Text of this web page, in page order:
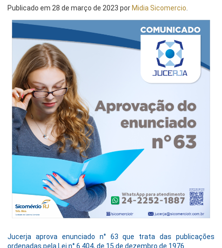
Publicado em 28 de março de 2023 por Midia Sicomercio
Jucerja aprova enunciado n° 63 que trata das publicações
ordenadas pela Lei n° 6.404, de 15 de dezembro de 1976.